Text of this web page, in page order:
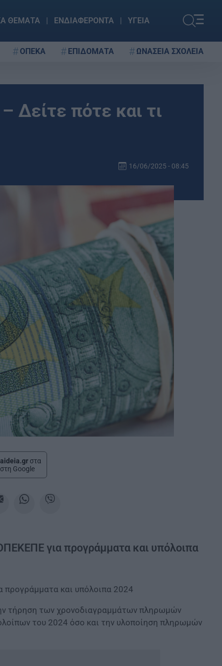
ΘΕΜΑΤΑ ΕΝΔΙΑΦΕΡΟΝΤΑ ΥΓΕΙΑ
ΟΠΕΚΑ ΕΠΙΔΟΜΑΤΑ ΩΝΑΣΕΙΑ ΣΧΟΛΕΙΑ
πότε και τι
16/06/2025 - 08:45
στα
Google
για προγράμματα και υπόλοιπα
προγράμματα και υπόλοιπα 2024
τήρηση των χρονοδιαγραμμάτων πληρωμών
του 2024 όσο και την υλοποίηση πληρωμών